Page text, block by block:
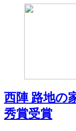
西陣 路地の
秀賞受賞